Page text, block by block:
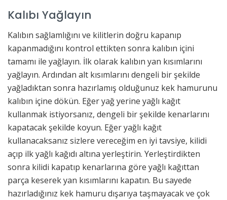
Kalıbı Yağlayın
Kalıbın sağlamlığını ve kilitlerin doğru kapanıp
kapanmadığını kontrol ettikten sonra kalıbın içini
tamamı ile yağlayın. İlk olarak kalıbın yan kısımlarını
yağlayın. Ardından alt kısımlarını dengeli bir şekilde
yağladıktan sonra hazırlamış olduğunuz kek hamurunu
kalıbın içine dökün. Eğer yağ yerine yağlı kağıt
kullanmak istiyorsanız, dengeli bir şekilde kenarlarını
kapatacak şekilde koyun. Eğer yağlı kağıt
kullanacaksanız sizlere vereceğim en iyi tavsiye, kilidi
açıp ilk yağlı kağıdı altına yerleştirin. Yerleştirdikten
sonra kilidi kapatıp kenarlarına göre yağlı kağıttan
parça keserek yan kısımlarını kapatın. Bu sayede
hazırladığınız kek hamuru dışarıya taşmayacak ve çok